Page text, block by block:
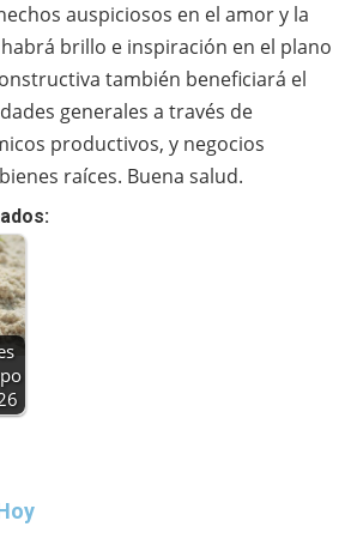
auspiciosos en el amor y la
brillo e inspiración en el plano
también beneficiará el
generales a través de
productivos, y negocios
raíces. Buena salud.